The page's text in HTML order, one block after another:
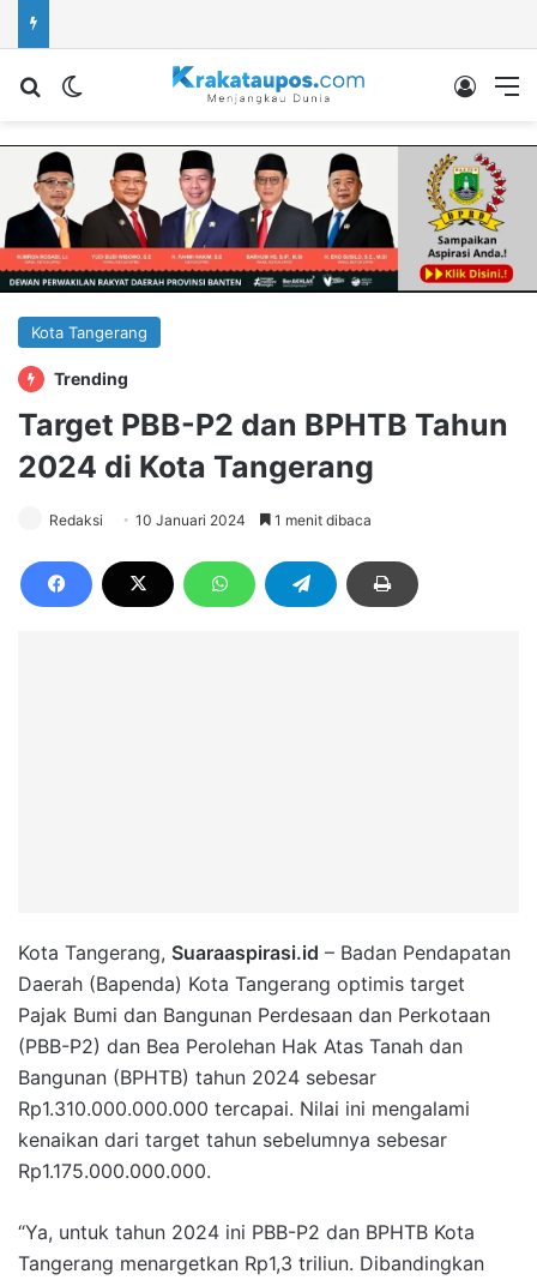
Cari berita...Switch skin Log In
Kota Tangerang
Trending
Target PBB-P2 dan BPHTB Tahun
2024 di Kota Tangerang
Redaksi 10 Januari 2024 1 menit dibaca
Kota Tangerang, Suaraaspirasi.id – Badan Pendapatan
Daerah (Bapenda) Kota Tangerang optimis target
Pajak Bumi dan Bangunan Perdesaan dan Perkotaan
(PBB-P2) dan Bea Perolehan Hak Atas Tanah dan
Bangunan (BPHTB) tahun 2024 sebesar
Rp1.310.000.000.000 tercapai. Nilai ini mengalami
kenaikan dari target tahun sebelumnya sebesar
Rp1.175.000.000.000.
“Ya, untuk tahun 2024 ini PBB-P2 dan BPHTB Kota
Tangerang menargetkan Rp1,3 triliun. Dibandingkan